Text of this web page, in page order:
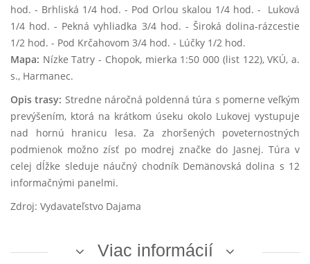
hod. - Brhliská 1/4 hod. - Pod Orlou skalou 1/4 hod. - Luková
1/4 hod. - Pekná vyhliadka 3/4 hod. - Široká dolina-rázcestie
1/2 hod. - Pod Krčahovom 3/4 hod. - Lúčky 1/2 hod.
Mapa: Nízke Tatry - Chopok, mierka 1:50 000 (list 122), VKÚ, a.
s., Harmanec.
Opis trasy: Stredne náročná poldenná túra s pomerne veľkým
prevýšením, ktorá na krátkom úseku okolo Lukovej vystupuje
nad hornú hranicu lesa. Za zhoršených poveternostných
podmienok možno zísť po modrej značke do Jasnej. Túra v
celej dĺžke sleduje náučný chodník Demänovská dolina s 12
informačnými panelmi.
Zdroj: Vydavateľstvo Dajama
Viac informácií